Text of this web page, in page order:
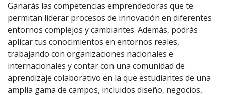
Ganarás las competencias emprendedoras que te
permitan liderar procesos de innovación en diferentes
entornos complejos y cambiantes. Además, podrás
aplicar tus conocimientos en entornos reales,
trabajando con organizaciones nacionales e
internacionales y contar con una comunidad de
aprendizaje colaborativo en la que estudiantes de una
amplia gama de campos, incluidos diseño, negocios,